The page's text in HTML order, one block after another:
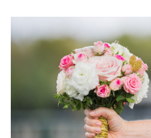
Mariage – Emilie
(75)